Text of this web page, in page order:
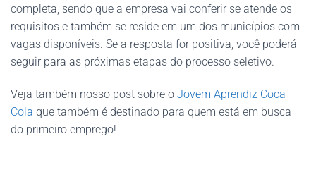
completa, sendo que a empresa vai conferir se atende os
requisitos e também se reside em um dos municípios com
vagas disponíveis. Se a resposta for positiva, você poderá
seguir para as próximas etapas do processo seletivo.
Veja também nosso post sobre o Jovem Aprendiz Coca
Cola que também é destinado para quem está em busca
do primeiro emprego!